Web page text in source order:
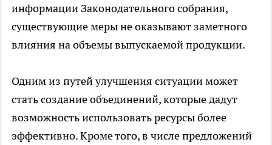
информации Законодательного собрания,
существующие меры не оказывают заметного
влияния на объемы выпускаемой продукции.
Одним из путей улучшения ситуации может
стать создание объединений, которые дадут
возможность использовать ресурсы более
эффективно. Кроме того, в числе предложений